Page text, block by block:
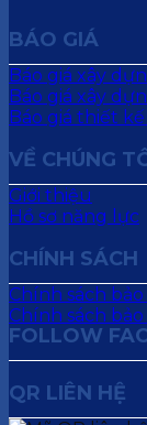
BÁO GIÁ
Báo giá xây
Báo giá xây
Báo giá thiết
VỀ CHÚNG
Giới thiệu
Hồ sơ năng lực
CHÍNH SÁCH
Chính sách
Chính sách
FOLLOW
QR LIÊN HỆ